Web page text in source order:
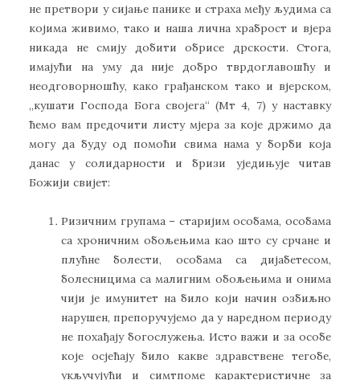
не претвори у сијање панике и страха међу људима са
којима живимо, тако и наша лична храброст и вјера
никада не смију добити обрисе дрскости. Стога,
имајући на уму да није добро тврдоглавошћу и
неодговорношћу, како грађанском тако и вјерском,
„кушати Господа Бога својега“ (Мт 4, 7) у наставку
ћемо вам предочити листу мјера за које држимо да
могу да буду од помоћи свима нама у борби која
данас у солидарности и бризи уједињује читав
Божији свијет:
Ризичним групама – старијим особама, особама
са хроничним обољењима као што су срчане и
плућне болести, особама са дијабетесом,
болесницима са малигним обољењима и онима
чији је имунитет на било који начин озбиљно
нарушен, препоручујемо да у наредном периоду
не похађају богослужења. Исто важи и за особе
које осјећају било какве здравствене тегобе,
укључујући и симтпоме карактеристичне за